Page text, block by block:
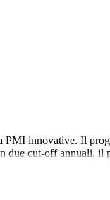
innovative. Il
due cut-off annuali, il